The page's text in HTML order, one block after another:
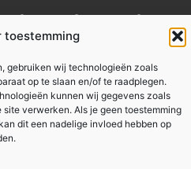
toestemming
gebruiken wij technologieën zoals
op te slaan en/of te raadplegen.
kunnen wij gegevens zoals
verwerken. Als je geen toestemming
dit een nadelige invloed hebben op
Contact Ons team Over ons
Website index
en veilig je website kunt versterken
je van links een inkomstenbron